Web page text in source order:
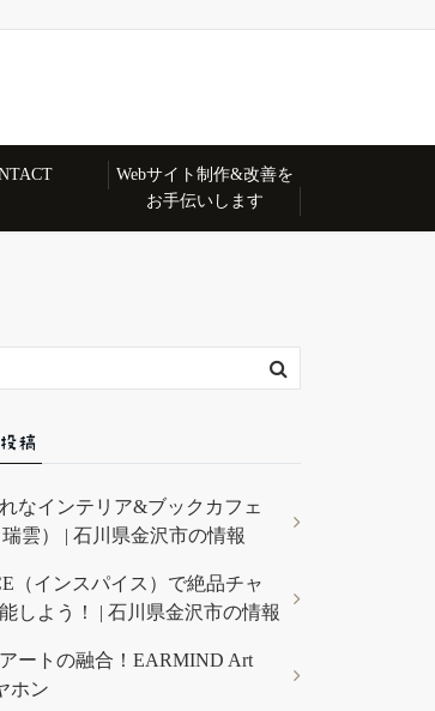
Webサイト制作&改善を
お手伝いします
稿
なインテリア&ブックカフェ
雲） | 石川県金沢市の情報
（インスパイス）で絶品チャ
しよう！ | 石川県金沢市の情報
ートの融合！EARMIND Art
ホン